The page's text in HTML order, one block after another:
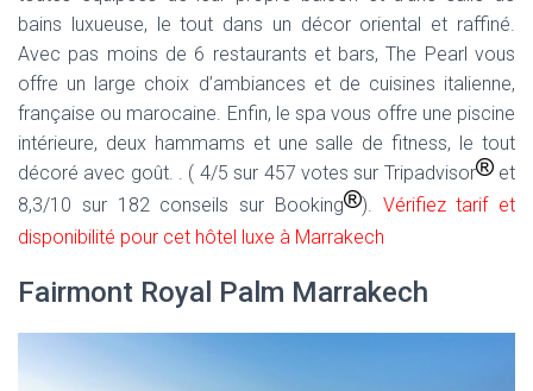
bains luxueuse, le tout dans un décor oriental et raffiné.
Avec pas moins de 6 restaurants et bars, The Pearl vous
offre un large choix d’ambiances et de cuisines italienne,
française ou marocaine. Enfin, le spa vous offre une piscine
intérieure, deux hammams et une salle de fitness, le tout
décoré avec goût. . ( 4/5 sur 457 votes sur Tripadvisor
et
8,3/10 sur 182 conseils sur Booking
). Vérifiez tarif et
disponibilité pour cet hôtel luxe à Marrakech
Fairmont Royal Palm Marrakech